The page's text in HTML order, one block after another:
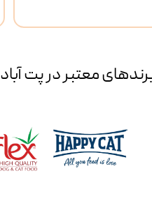
معتبر در پت آباد